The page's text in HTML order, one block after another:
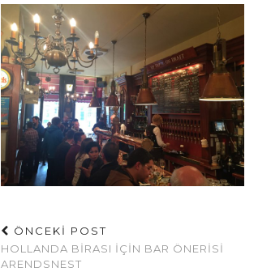
ÖNCEKİ POST
HOLLANDA BIRASI İÇIN BAR ÖNERISI
ARENDSNEST